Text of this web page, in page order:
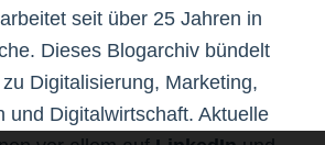
seit über 25 Jahren in
Dieses Blogarchiv bündelt
Digitalisierung, Marketing,
und Digitalwirtschaft. Aktuelle